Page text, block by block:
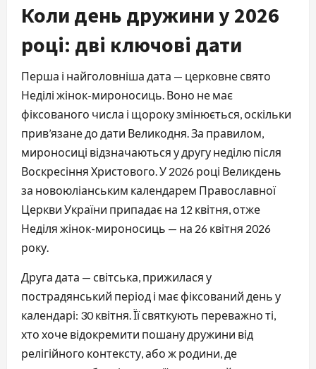
Коли день дружини у 2026
році: дві ключові дати
Перша і найголовніша дата — церковне свято
Неділі жінок-мироносиць. Воно не має
фіксованого числа і щороку змінюється, оскільки
прив’язане до дати Великодня. За правилом,
мироносиці відзначаються у другу неділю після
Воскресіння Христового. У 2026 році Великдень
за новоюліанським календарем Православної
Церкви України припадає на 12 квітня, отже
Неділя жінок-мироносиць — на 26 квітня 2026
року.
Друга дата — світська, прижилася у
пострадянський період і має фіксований день у
календарі: 30 квітня. Її святкують переважно ті,
хто хоче відокремити пошану дружини від
релігійного контексту, або ж родини, де